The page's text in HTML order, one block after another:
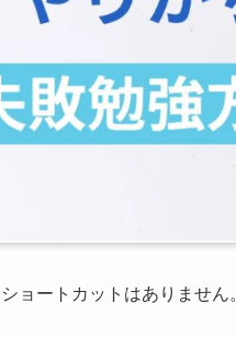
ョートカットはありません。